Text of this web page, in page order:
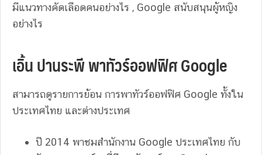
มีแนวทางคัดเลือดคนอย่างไร , Google สนับสนุนผู้หญิง
อย่างไร
เอิ้น ปานระพี พาทัวร์ออฟฟิศ Google
สามารถดูรายการย้อน การพาทัวร์ออฟฟิศ Google ทั้งใน
ประเทศไทย และต่างประเทศ
ปี 2014 พาชมสำนักงาน Google ประเทศไทย กับ